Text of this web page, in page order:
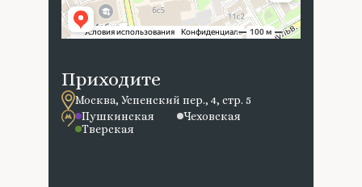
Приходите
Москва, Успенский пер., 4, стр. 5
Пушкинская
Чеховская
Тверская